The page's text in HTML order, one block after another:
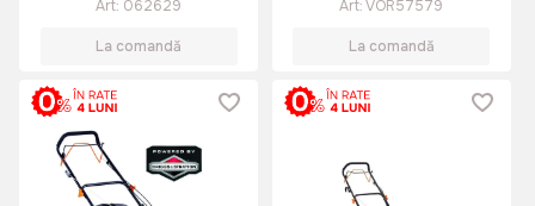
Art: 062629
La comandă
Art:VOR57579
La comandă